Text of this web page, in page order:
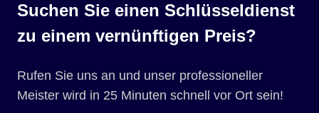
Suchen Sie einen Schlüsseldienst
zu einem vernünftigen Preis?
Rufen Sie uns an und unser professioneller
Meister wird in 25 Minuten schnell vor Ort sein!